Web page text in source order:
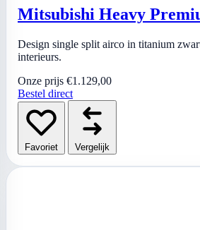
Mitsubishi Heavy
Design single split airco in titanium
interieurs.
Onze prijs €1.129,00
Bestel direct
Favoriet Vergelijk